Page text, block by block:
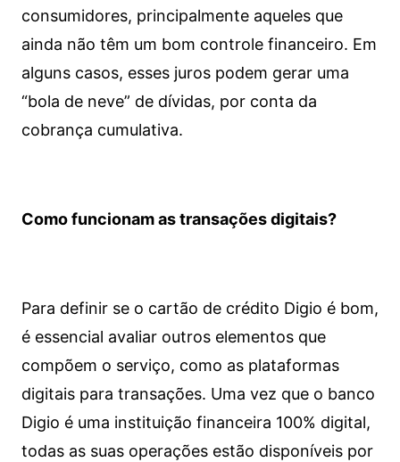
consumidores, principalmente aqueles que
ainda não têm um bom controle financeiro. Em
alguns casos, esses juros podem gerar uma
“bola de neve” de dívidas, por conta da
cobrança cumulativa.
Como funcionam as transações digitais?
Para definir se o cartão de crédito Digio é bom,
é essencial avaliar outros elementos que
compõem o serviço, como as plataformas
digitais para transações. Uma vez que o banco
Digio é uma instituição financeira 100% digital,
todas as suas operações estão disponíveis por